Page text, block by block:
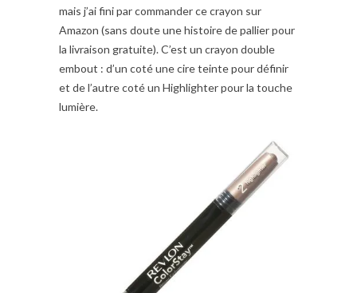
mais j’ai fini par commander ce crayon sur
Amazon (sans doute une histoire de pallier pour
la livraison gratuite). C’est un crayon double
embout : d’un coté une cire teinte pour définir
et de l’autre coté un Highlighter pour la touche
lumière.